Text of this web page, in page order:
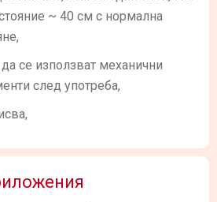
~ 40 см с нормална
се използват механични
след употреба,